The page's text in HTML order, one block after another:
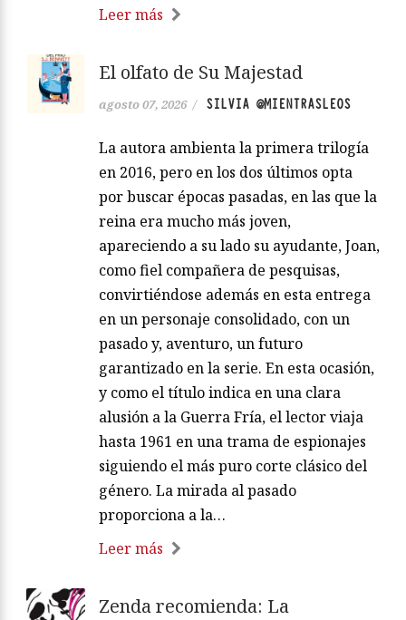
Leer más
El olfato de Su Majestad
agosto 07, 2026 / SILVIA @MIENTRASLEOS
La autora ambienta la primera trilogía
en 2016, pero en los dos últimos opta
por buscar épocas pasadas, en las que la
reina era mucho más joven,
apareciendo a su lado su ayudante, Joan,
como fiel compañera de pesquisas,
convirtiéndose además en esta entrega
en un personaje consolidado, con un
pasado y, aventuro, un futuro
garantizado en la serie. En esta ocasión,
y como el título indica en una clara
alusión a la Guerra Fría, el lector viaja
hasta 1961 en una trama de espionajes
siguiendo el más puro corte clásico del
género. La mirada al pasado
proporciona a la…
Leer más
Zenda recomienda: La